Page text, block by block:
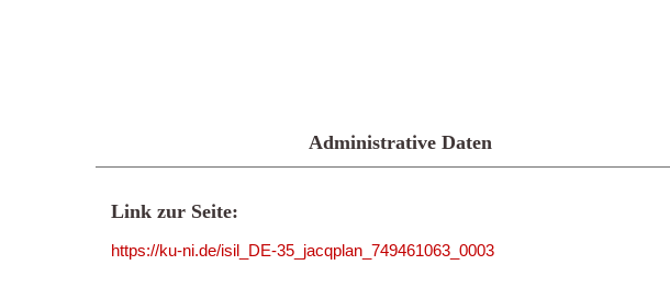
Administrative Daten
Link zur Seite:
https://ku-ni.de/isil_DE-35_jacqplan_749461063_0003